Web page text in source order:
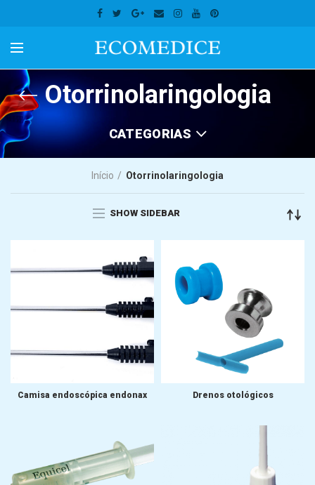
Otorrinolaringologia
CATEGORIAS
Início Otorrinolaringologia
SHOW SIDEBAR
Camisa endoscópica endonax Drenos otológicos